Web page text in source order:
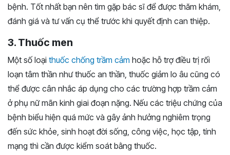
bệnh. Tốt nhất bạn nên tìm gặp bác sĩ để được thăm khám,
đánh giá và tư vấn cụ thể trước khi quyết định can thiệp.
3. Thuốc men
Một số loại thuốc chống trầm cảm hoặc hỗ trợ điều trị rối
loạn tâm thần như thuốc an thần, thuốc giảm lo âu cũng có
thể được cân nhắc áp dụng cho các trường hợp trầm cảm
ở phụ nữ mãn kinh giai đoạn nặng. Nếu các triệu chứng của
bệnh biểu hiện quá mức và gây ảnh hưởng nghiêm trọng
đến sức khỏe, sinh hoạt đời sống, công việc, học tập, tính
mạng thì cần được kiểm soát bằng thuốc.